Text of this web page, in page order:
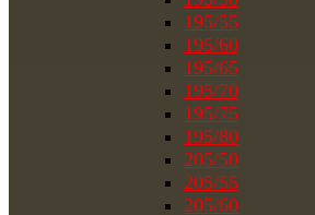
195/55
195/60
195/65
195/70
195/75
195/80
205/50
205/55
205/60